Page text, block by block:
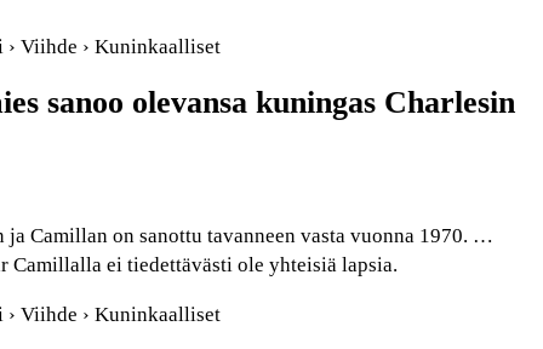
Viihde › Kuninkaalliset
sanoo olevansa kuningas Charlesin
Camillan on sanottu tavanneen vasta vuonna 1970. …
Camillalla ei tiedettävästi ole yhteisiä lapsia.
Viihde › Kuninkaalliset